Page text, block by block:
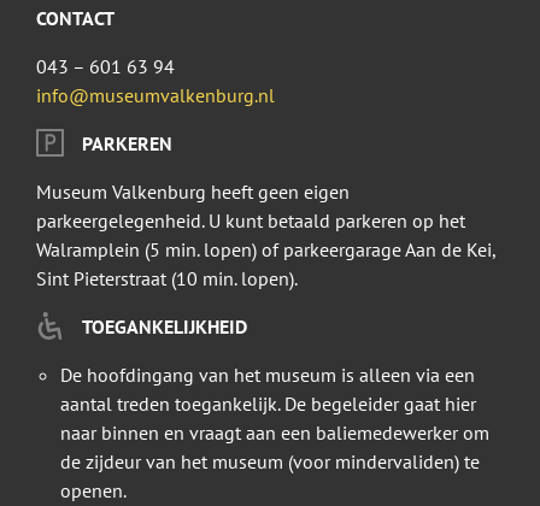
CONTACT
043 – 601 63 94
info@museumvalkenburg.nl
PARKEREN
Museum Valkenburg heeft geen eigen
parkeergelegenheid. U kunt betaald parkeren op het
Walramplein (5 min. lopen) of parkeergarage Aan de Kei,
Sint Pieterstraat (10 min. lopen).
TOEGANKELIJKHEID
De hoofdingang van het museum is alleen via een
aantal treden toegankelijk. De begeleider gaat hier
naar binnen en vraagt aan een baliemedewerker om
de zijdeur van het museum (voor mindervaliden) te
openen.